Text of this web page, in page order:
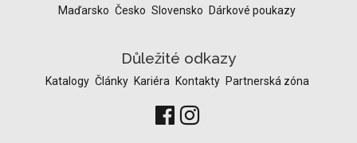
Maďarsko Česko Slovensko Dárkové poukazy
Důležité odkazy
Katalogy Články Kariéra Kontakty Partnerská zóna